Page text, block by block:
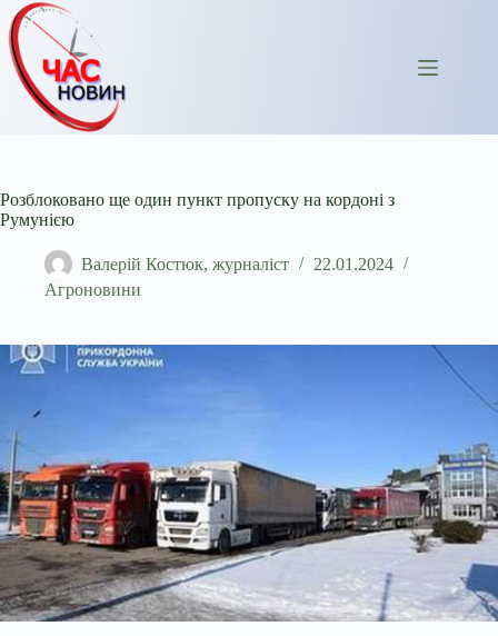
Перейти
до
вмісту
Розблоковано ще один пункт пропуску на кордоні з
Румунією
Валерій Костюк, журналіст
22.01.2024
Агроновини